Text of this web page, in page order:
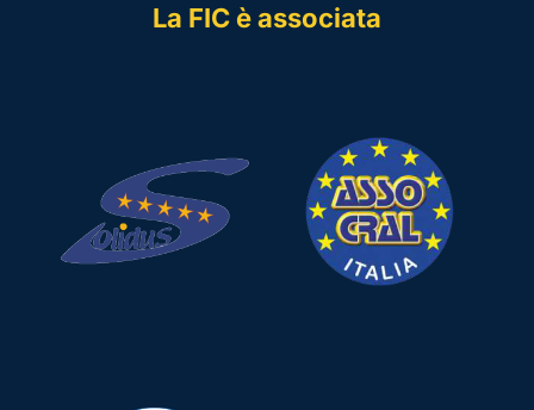
La FIC è associata